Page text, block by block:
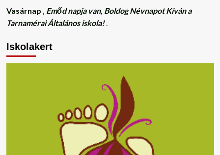
Vasárnap , Emőd napja van, Boldog Névnapot Kíván a
Tarnamérai Általános iskola!.
Iskolakert